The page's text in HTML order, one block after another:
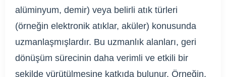
alüminyum, demir) veya belirli atık türleri
(örneğin elektronik atıklar, aküler) konusunda
uzmanlaşmışlardır. Bu uzmanlık alanları, geri
dönüşüm sürecinin daha verimli ve etkili bir
şekilde yürütülmesine katkıda bulunur. Örneğin,